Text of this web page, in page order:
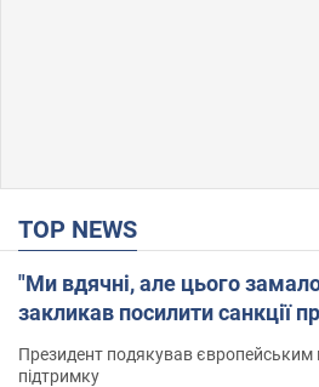
TOP NEWS
"Ми вдячні, але цього
закликав посилити санкції
Президент подякував європейським
підтримку